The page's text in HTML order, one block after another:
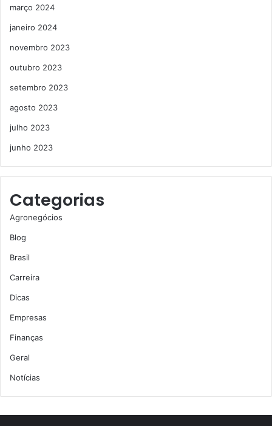
março 2024
janeiro 2024
novembro 2023
outubro 2023
setembro 2023
agosto 2023
julho 2023
junho 2023
Categorias
Agronegócios
Blog
Brasil
Carreira
Dicas
Empresas
Finanças
Geral
Notícias